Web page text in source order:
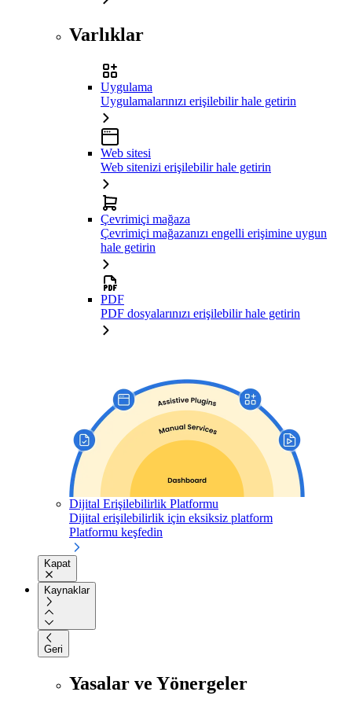
Varlıklar
Uygulama
Uygulamalarınızı erişilebilir hale getirin
Web sitesi
Web sitenizi erişilebilir hale getirin
Çevrimiçi mağaza
Çevrimiçi mağazanızı engelli erişimine uygun
hale getirin
PDF
PDF dosyalarınızı erişilebilir hale getirin
Dijital Erişilebilirlik Platformu
Dijital erişilebilirlik için eksiksiz platform
Platformu keşfedin
Kapat
Kaynaklar
Geri
Yasalar ve Yönergeler